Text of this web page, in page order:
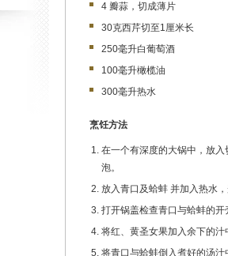
4 瓣蒜，切成薄片
30克西芹切至1厘米长
250毫升白葡萄酒
100毫升橄榄油
300毫升热水
烹饪方法
在一个有深度的大锅中，放
泡。
放入青口及蛤蚌 并加入热水
打开锅盖检查青口与蛤蚌的
将红、黄圣女果加入余下的
将青口与蛤蚌倒入煮好的汤